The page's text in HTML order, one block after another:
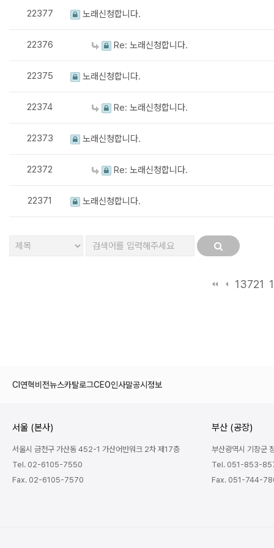
22377 노래신청합니다.
22376 Re: 노래신청합니다.
22375 노래신청합니다.
22374 Re: 노래신청합니다.
22373 노래신청합니다.
22372 Re: 노래신청합니다.
22371 노래신청합니다.
13721
CI 연혁비전뉴스카탈로그CEO인사말공시정보
서울 (본사)
서울시 금천구 가산동 452-1 가산어반워크 2차 제17층
Tel. 02-6105-7550
Fax. 02-6105-7570
부산 (공장)
부산광역시 기장
Tel. 051-853-
Fax. 051-744-